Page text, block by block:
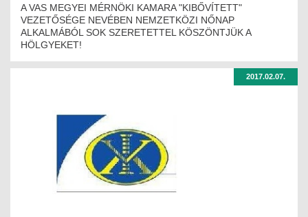
A VAS MEGYEI MÉRNÖKI KAMARA "KIBŐVÍTETT"
VEZETŐSÉGE NEVÉBEN NEMZETKÖZI NŐNAP
ALKALMÁBÓL SOK SZERETETTEL KÖSZÖNTJÜK A
HÖLGYEKET!
2017.02.07.